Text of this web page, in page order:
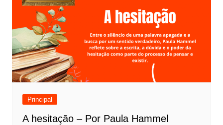
Principal
A hesitação – Por Paula Hammel